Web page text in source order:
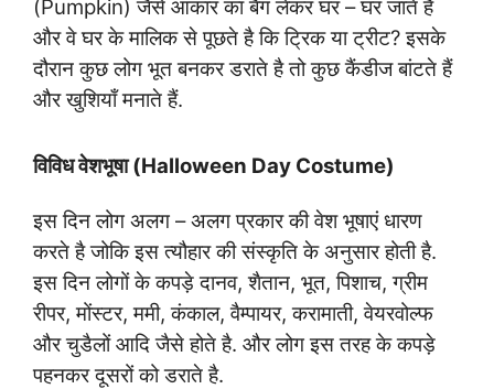
(Pumpkin) जैसे आकार का बैग लेकर घर – घर जाते हैं
और वे घर के मालिक से पूछते है कि ट्रिक या ट्रीट? इसके
दौरान कुछ लोग भूत बनकर डराते है तो कुछ कैंडीज बांटते हैं
और खुशियाँ मनाते हैं.
विविध वेशभूषा (Halloween Day Costume)
इस दिन लोग अलग – अलग प्रकार की वेश भूषाएं धारण
करते है जोकि इस त्यौहार की संस्कृति के अनुसार होती है.
इस दिन लोगों के कपड़े दानव, शैतान, भूत, पिशाच, ग्रीम
रीपर, मोंस्टर, ममी, कंकाल, वैम्पायर, करामाती, वेयरवोल्फ
और चुडैलों आदि जैसे होते है. और लोग इस तरह के कपड़े
पहनकर दूसरों को डराते है.